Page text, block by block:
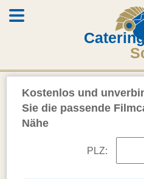
Kostenlos und
Sie die passende
Nähe
PLZ: